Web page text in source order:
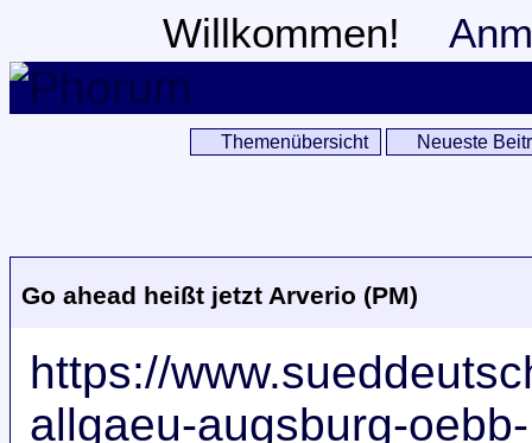
Willkommen!
Themenübersicht Neueste
Go ahead heißt jetzt Arverio (PM)
https://
allgaeu-augsburg-oebb-